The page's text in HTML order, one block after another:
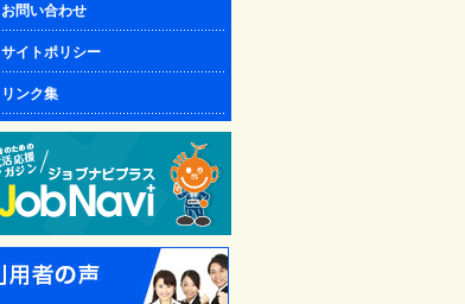
お問い合わせ
サイトポリシー
リンク集